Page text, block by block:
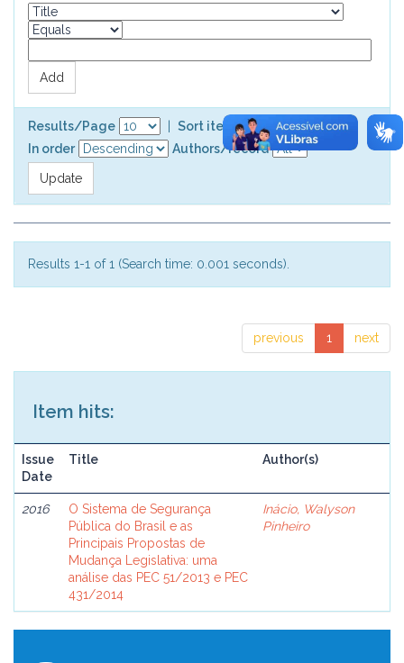
Results/Page
Sort items by
In order
Authors/record
Results 1-1 of 1 (Search time: 0.001 seconds).
previous 1 next
Item hits:
Issue
Date
Title Author(s)
2016
O Sistema de Segurança
Pública do Brasil e as
Principais Propostas de
Mudança Legislativa: uma
análise das PEC 51/2013 e PEC
431/2014
Inácio, Walyson
Pinheiro